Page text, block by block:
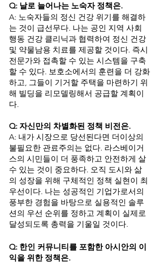
Q: 날로 늘어나는 노숙자 정책은.
A: 노숙자들의 정신 건강 위기를 해결하
는 것이 급선무다. 나는 공인 지역 사회
행동 건강 클리닉과 협력하여 정신 건강
및 약물남용 치료를 제공할 것이다. 즉시
전문가와 접촉할 수 있는 시스템을 구축
할 수 있다. 보호소에서의 훈련을 더 강화
하고, 그들이 기거할 주택을 마련하기 위
해 빌딩을 리모델링해서 공급할 계획이
다.
Q: 자신만의 차별화된 정책 비전은.
A: 내가 시장으로 당선된다면 더이상의
불필요한 관료주의는 없다. 라스베이거
스의 시민들이 더 풍족하고 안전하게 살
수 있는 것이 중요하다. 오직 도시와 삶
의 성장을 위해 구체적인 정책 실현이 최
우선이다. 나는 성공적인 기업가로서의
풍부한 경험을 바탕으로 실용적인 솔루
션의 우선 순위를 정하고 계획이 실제로
달성되도록 총력을 기울일 것이다.
Q: 한인 커뮤니티를 포함한 아시안의 이
익을 위한 정책은.